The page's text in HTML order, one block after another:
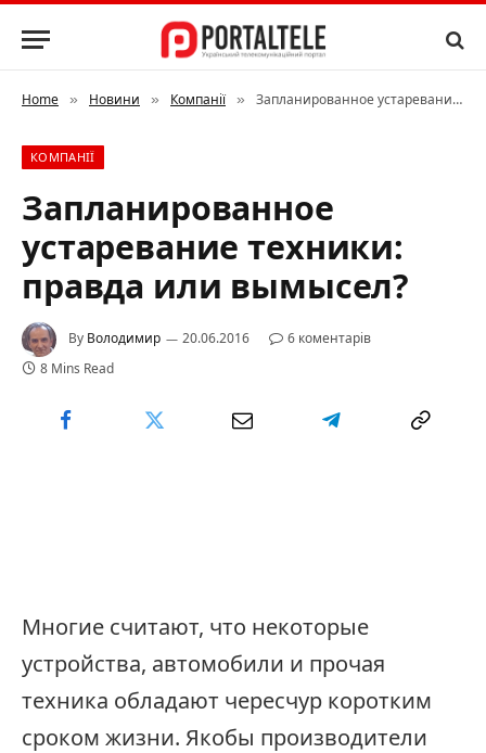
Home » Новини » Компанії » Запланированное устаревание техники: правда или вымысел?
КОМПАНІЇ
Запланированное
устаревание техники:
правда или вымысел?
By Володимир 20.06.2016
6 коментарів
8 Mins Read
Многие считают, что некоторые
устройства, автомобили и прочая
техника обладают чересчур коротким
сроком жизни. Якобы производители